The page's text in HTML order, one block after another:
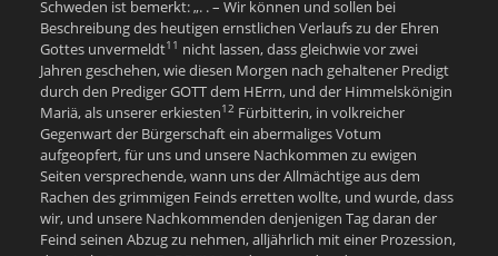
Schweden ist bemerkt: „. . – Wir können und sollen bei
Beschreibung des heutigen ernstlichen Verlaufs zu der Ehren
Gottes unvermeldt11 nicht lassen, dass gleichwie vor zwei
Jahren geschehen, wie diesen Morgen nach gehaltener Predigt
durch den Prediger GOTT dem HErrn, und der Himmelskönigin
Mariä, als unserer erkiesten12Fürbitterin, in volkreicher
Gegenwart der Bürgerschaft ein abermaliges Votum
aufgeopfert, für uns und unsere Nachkommen zu ewigen
Seiten versprechende, wann uns der Allmächtige aus dem
Rachen des grimmigen Feinds erretten wollte, und wurde, dass
wir, und unsere Nachkommenden denjenigen Tag daran der
Feind seinen Abzug zu nehmen, alljährlich mit einer Prozession,